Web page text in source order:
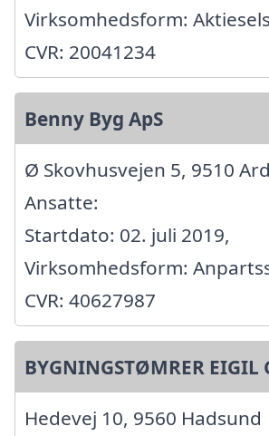
Virksomhedsform:
CVR: 20041234
Benny Byg ApS
Ø Skovhusvejen 5, 9510
Ansatte:
Startdato: 02. juli 2019,
Virksomhedsform:
CVR: 40627987
BYGNINGSTØMRER EIGIL
Hedevej 10, 9560 Hadsund